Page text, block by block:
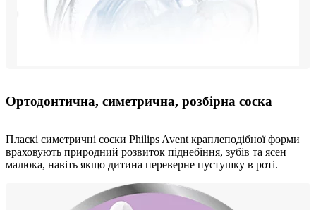
Ортодонтична, симетрична, розбірна соска
Пласкі симетричні соски Philips Avent краплеподібної форми
враховують природний розвиток піднебіння, зубів та ясен
малюка, навіть якщо дитина переверне пустушку в роті.